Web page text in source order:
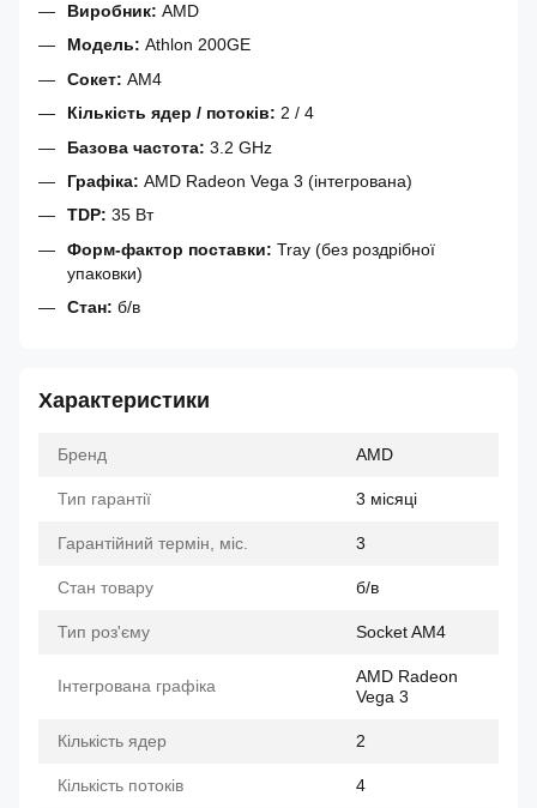
Виробник: AMD
Модель: Athlon 200GE
Сокет: AM4
Кількість ядер / потоків: 2 / 4
Базова частота: 3.2 GHz
Графіка: AMD Radeon Vega 3 (інтегрована)
TDP: 35 Вт
Форм-фактор поставки: Tray (без роздрібної
упаковки)
Стан: б/в
Характеристики
Бренд AMD
Тип гарантії 3 місяці
Гарантійний термін, міс. 3
Стан товару б/в
Тип роз'єму Socket AM4
Інтегрована графіка
AMD Radeon
Vega 3
Кількість ядер 2
Кількість потоків 4